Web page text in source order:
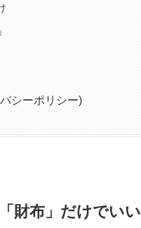
シーポリシー)
財布」だけでいい